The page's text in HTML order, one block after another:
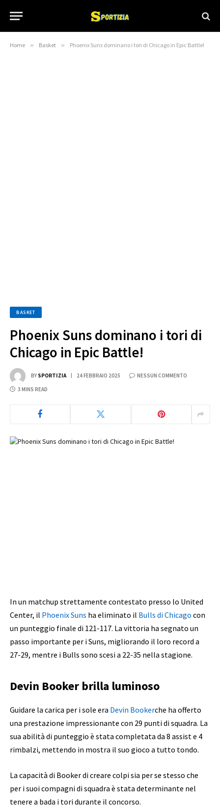
Home » Basket » Phoenix Suns dominano i tori di Chicago in Epic Battle!
BASKET
Phoenix Suns dominano i tori di
Chicago in Epic Battle!
BY SPORTIZIA 24 FEBBRAIO 2025 NESSUN COMMENTO
3 MINS READ
In un matchup strettamente contestato presso lo United
Center, il Phoenix Suns ha eliminato il Bulls di Chicago con
un punteggio finale di 121-117. La vittoria ha segnato un
passo importante per i Suns, migliorando il loro record a
27-29, mentre i Bulls sono scesi a 22-35 nella stagione.
Devin Booker brilla luminoso
Guidare la carica per i sole era Devin Bookerche ha offerto
una prestazione impressionante con 29 punti di squadra. La
sua abilità di punteggio è stata completata da 8 assist e 4
rimbalzi, mettendo in mostra il suo gioco a tutto tondo.
La capacità di Booker di creare colpi sia per se stesso che
per i suoi compagni di squadra è stata determinante nel
tenere a bada i tori durante il concorso.